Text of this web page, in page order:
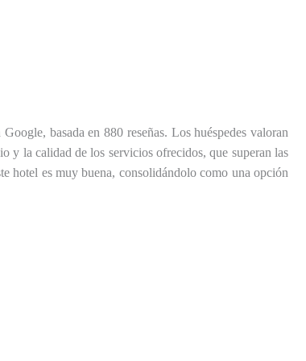
basada en 880 reseñas. Los huéspedes valoran
y la calidad de los servicios ofrecidos, que superan las
hotel es muy buena, consolidándolo como una opción